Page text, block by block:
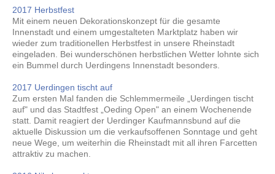
2017 Herbstfest
Mit einem neuen Dekorationskonzept für die gesamte
Innenstadt und einem umgestalteten Marktplatz haben wir
wieder zum traditionellen Herbstfest in unsere Rheinstadt
eingeladen. Bei wunderschönen herbstlichen Wetter lohnte sich
ein Bummel durch Uerdingens Innenstadt besonders.
2017 Uerdingen tischt auf
Zum ersten Mal fanden die Schlemmermeile „Uerdingen tischt
auf" und das Stadtfest „Oeding Open" an einem Wochenende
statt. Damit reagiert der Uerdinger Kaufmannsbund auf die
aktuelle Diskussion um die verkaufsoffenen Sonntage und geht
neue Wege, um weiterhin die Rheinstadt mit all ihren Farcetten
attraktiv zu machen.